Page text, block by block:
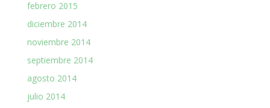
febrero 2015
diciembre 2014
noviembre 2014
septiembre 2014
agosto 2014
julio 2014